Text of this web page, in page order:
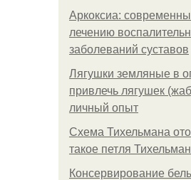
Аркоксиа:
лечению
заболеваний суставов
Лягушки земляные в
привлечь лягушек
личный опыт
Схема Тихельмана
такое петля
Консервирование